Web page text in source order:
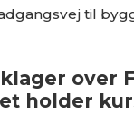
til
over
holder